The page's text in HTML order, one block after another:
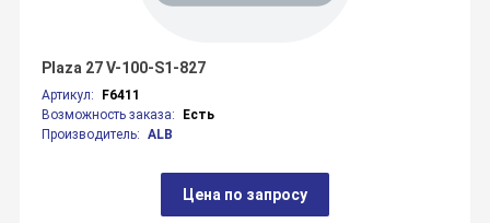
Артикул:
F6411
Возможность заказа:
Есть
Производитель: ALB
Plaza 27 V-100-S1-827
Цена по запросу